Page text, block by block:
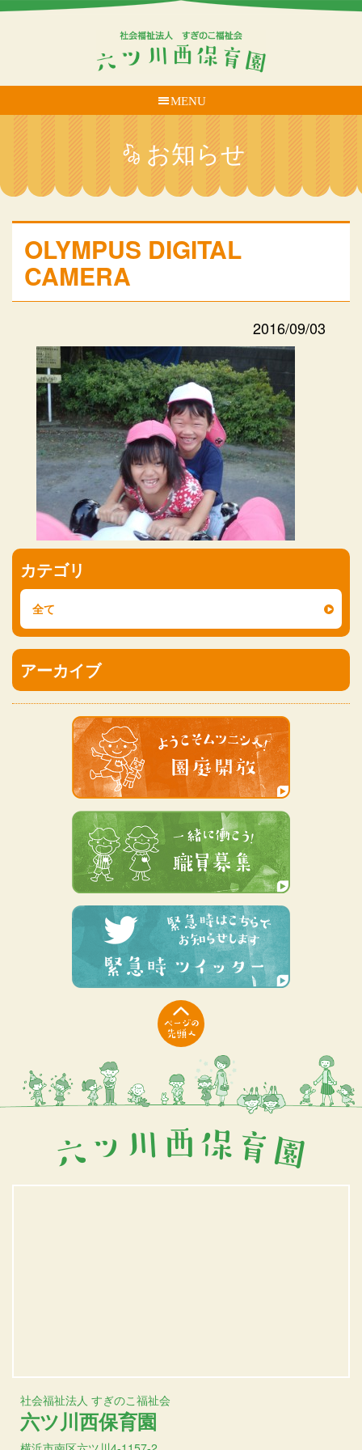
MENU
お知らせ
OLYMPUS DIGITAL
CAMERA
2016/09/03
カテゴリ
全て
アーカイブ
社会福祉法人 すぎのこ福祉会
六ツ川西保育園